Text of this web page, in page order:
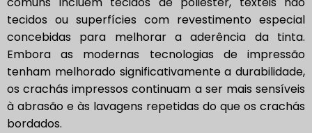
tecidos ou superfícies com revestimento especial
concebidas para melhorar a aderência da tinta.
Embora as modernas tecnologias de impressão
tenham melhorado significativamente a durabilidade,
os crachás impressos continuam a ser mais sensíveis
à abrasão e às lavagens repetidas do que os crachás
bordados.